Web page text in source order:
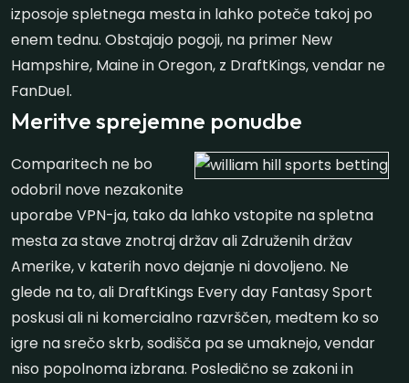
izposoje spletnega mesta in lahko poteče takoj po
enem tednu. Obstajajo pogoji, na primer New
Hampshire, Maine in Oregon, z DraftKings, vendar ne
FanDuel.
Meritve sprejemne ponudbe
Comparitech ne bo
odobril nove nezakonite
uporabe VPN-ja, tako da lahko vstopite na spletna
mesta za stave znotraj držav ali Združenih držav
Amerike, v katerih novo dejanje ni dovoljeno. Ne
glede na to, ali DraftKings Every day Fantasy Sport
poskusi ali ni komercialno razvrščen, medtem ko so
igre na srečo skrb, sodišča pa se umaknejo, vendar
niso popolnoma izbrana. Posledično se zakoni in